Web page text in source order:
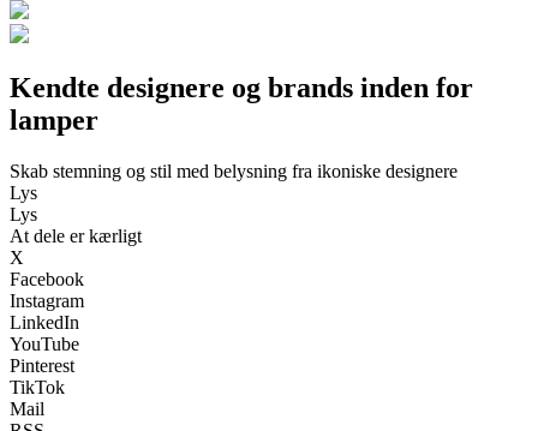
Kendte designere og brands inden for
lamper
Skab stemning og stil med belysning fra ikoniske designere
Lys
Lys
At dele er kærligt
X
Facebook
Instagram
LinkedIn
YouTube
Pinterest
TikTok
Mail